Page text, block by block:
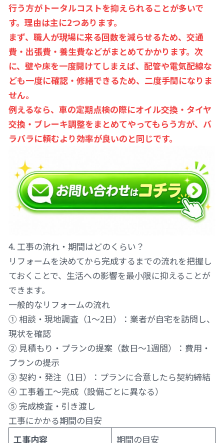
行う方がトータルコストを抑えられることが多いで
す。理由は主に2つあります。
まず、職人が現場に来る回数を減らせるため、交通
費・出張費・養生費などがまとめてかかります。次
に、壁や床を一度開けてしまえば、配管や電気配線な
ども一度に確認・修繕できるため、二度手間になりま
せん。
例えるなら、車の定期点検の際にオイル交換・タイヤ
交換・ブレーキ調整をまとめてやってもらう方が、バ
ラバラに頼むより効率が良いのと同じです。
4. 工事の流れ・期間はどのくらい？
リフォームを決めてから完成するまでの流れを把握し
ておくことで、生活への影響を最小限に抑えることが
できます。
一般的なリフォームの流れ
① 相談・現地調査（1〜2日）：業者が自宅を訪問し、
現状を確認
② 見積もり・プランの提案（数日〜1週間）：費用・
プランの提示
③ 契約・発注（1日）：プランに合意したら契約締結
④ 工事着工〜完成（設備ごとに異なる）
⑤ 完成検査・引き渡し
工事にかかる期間の目安
工事内容
期間の目安